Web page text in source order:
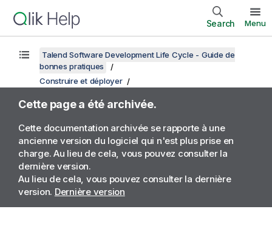
Search Menu
Talend Software Development Life Cycle - Guide de
bonnes pratiques
Construire et déployer
Cette page a été archivée.
Cette documentation archivée se rapporte à une
ancienne version du logiciel qui n'est plus prise en
charge. Au lieu de cela, vous pouvez consulter la
dernière version.
Au lieu de cela, vous pouvez consulter la dernière
version. Dernière version